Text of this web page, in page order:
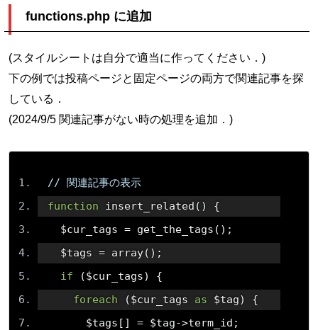
functions.php に追加
(スタイルシートは自分で適当に作ってください．)
下の例では投稿ページと固定ページの両方で関連記事を探
している．
(2024/9/5 関連記事がない時の処理を追加．)
// 関連記事の表示
function insert_related ()
{
  $cur_tags
= get_the_tags ();
  $tags
= array();
if
($cur_tags)
{
foreach
($cur_tags as $tag)
{
      $tags
[] = $tag->term_id ;